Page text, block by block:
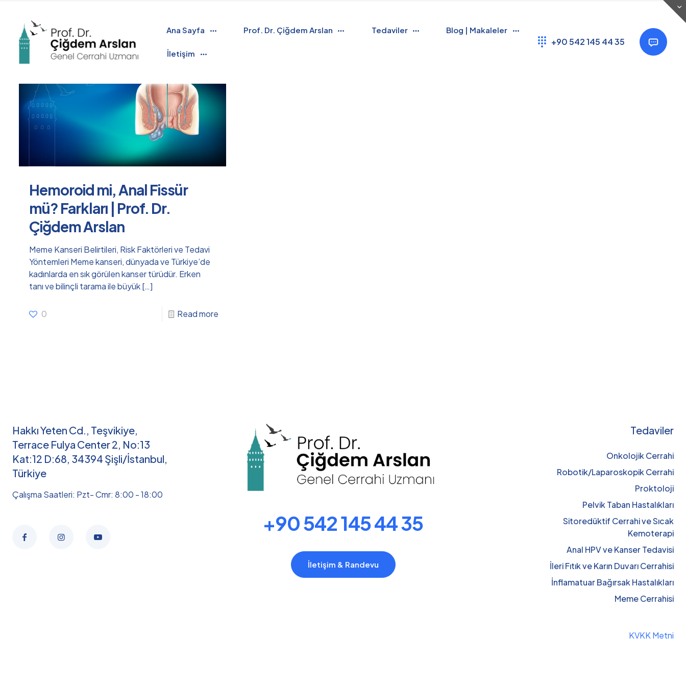
Ana Sayfa Prof. Dr. Çiğdem Arslan Tedaviler Blog | Makaleler
İletişim
+90 542 145 44 35
Filter by Categories Authors Show all
Hemoroid mi, Anal Fissür
mü? Farkları | Prof. Dr.
Çiğdem Arslan
Meme Kanseri Belirtileri, Risk Faktörleri ve Tedavi
Yöntemleri Meme kanseri, dünyada ve Türkiye’de
kadınlarda en sık görülen kanser türüdür. Erken
tanı ve bilinçli tarama ile büyük[…]
0 Read more
Hakkı Yeten Cd., Teşvikiye,
Terrace Fulya Center 2, No:13
Kat:12 D:68, 34394 Şişli/İstanbul,
Türkiye
Çalışma Saatleri: Pzt- Cmr: 8:00 - 18:00
+90 542 145 44 35
İletişim & Randevu
Tedaviler
Onkolojik Cerrahi
Robotik/Laparoskopik Cerrahi
Proktoloji
Pelvik Taban Hastalıkları
Sitoredüktif Cerrahi ve Sıcak
Kemoterapi
Anal HPV ve Kanser Tedavisi
İleri Fıtık ve Karın Duvarı Cerrahisi
İnflamatuar Bağırsak Hastalıkları
Meme Cerrahisi
KVKK Metni